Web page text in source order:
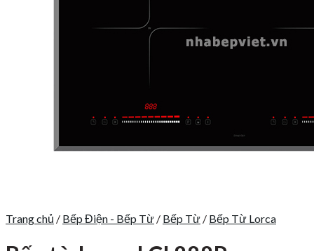
Trang chủ / Bếp Điện - Bếp Từ / Bếp Từ / Bếp Từ Lorca